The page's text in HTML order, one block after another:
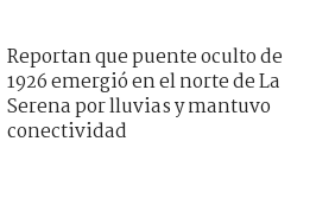
Reportan que puente oculto de
1926 emergió en el norte de La
Serena por lluvias y mantuvo
conectividad